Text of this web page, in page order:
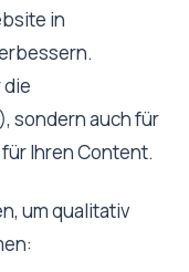
in
die
sondern auch für
Ihren Content.
um qualitativ